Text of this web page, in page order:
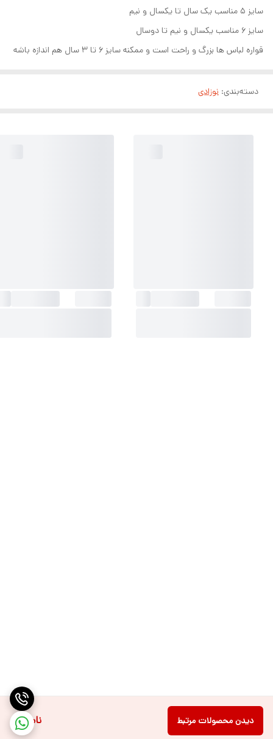
ناموجود دیدن محصولات مرتبط
سایز ۵ مناسب یک سال تا یکسال و نیم
سایز ۶ مناسب یکسال و نیم تا دوسال
قواره لباس ها بزرگ و راحت است و ممکنه سایز ۶ تا ۳ سال هم اندازه باشه
دسته‌بندی: نوزادی